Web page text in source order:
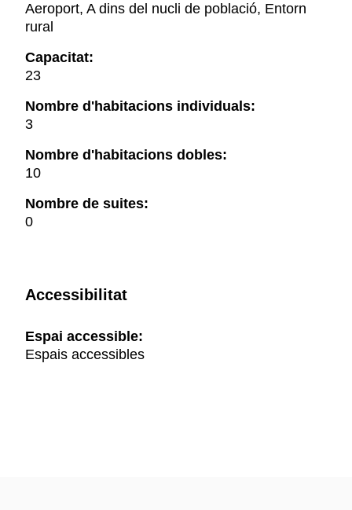
Aeroport, A dins del nucli de població, Entorn
rural
Capacitat:
23
Nombre d'habitacions individuals:
3
Nombre d'habitacions dobles:
10
Nombre de suites:
0
Accessibilitat
Espai accessible:
Espais accessibles